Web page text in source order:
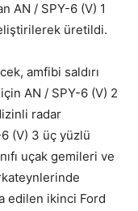
AN / SPY-6 (V) 1
üretildi.
amfibi saldırı
AN / SPY-6 (V) 2
radar
(V) 3 üç yüzlü
uçak gemileri ve
edilen ikinci Ford